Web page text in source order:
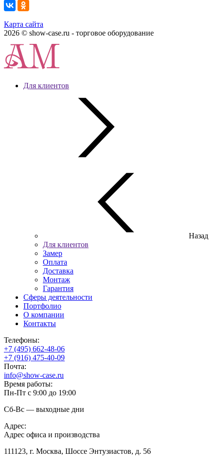
Карта сайта
2026 © show-case.ru - торговое оборудование
Для клиентов
Назад
Для клиентов
Замер
Оплата
Доставка
Монтаж
Гарантия
Сферы деятельности
Портфолио
О компании
Контакты
Телефоны:
+7 (495) 662-48-06
+7 (916) 475-40-09
Почта:
info@show-case.ru
Время работы:
Пн-Пт с 9:00 до 19:00
Сб-Вс — выходные дни
Адрес:
Адрес офиса и производства
111123, г. Москва, Шоссе Энтузиастов, д. 56